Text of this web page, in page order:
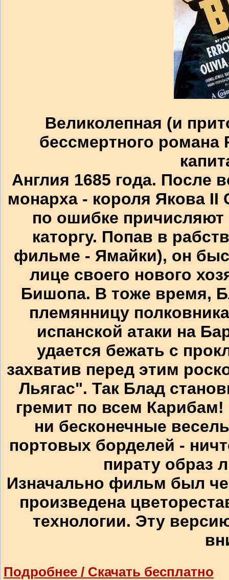
Великолепная (и
бессмертного
Англия 1685 года. После
монарха - короля Якова II
по ошибке
каторгу. Попав в
фильме - Ямайки), он
лице своего нового
Бишопа. В тоже время,
племянницу
испанской атаки на
удается бежать с
захватив перед этим
Льягас". Так Блад
гремит по всем Карибам!
ни бесконечные
портовых борделей -
пирату образ
Изначально фильм был
произведена
технологии. Эту
Подробнее / Скачать бесплатно